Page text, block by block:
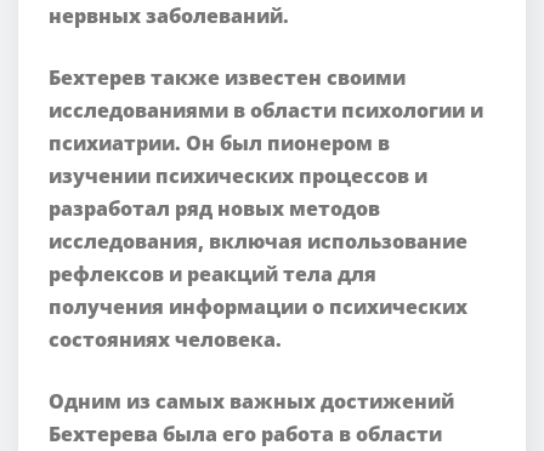
нервных заболеваний.
Бехтерев также известен своими
исследованиями в области психологии и
психиатрии. Он был пионером в
изучении психических процессов и
разработал ряд новых методов
исследования, включая использование
рефлексов и реакций тела для
получения информации о психических
состояниях человека.
Одним из самых важных достижений
Бехтерева была его работа в области